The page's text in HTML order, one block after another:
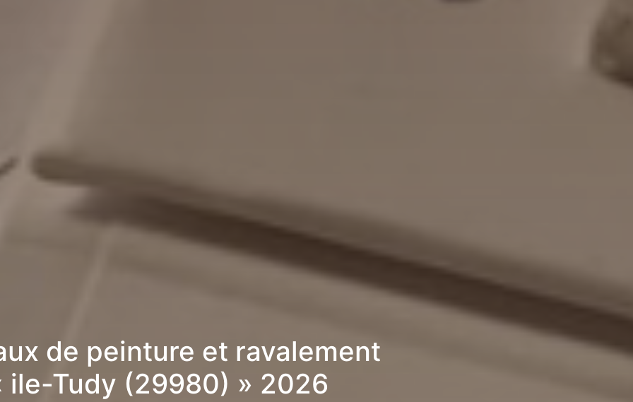
de peinture et ravalement
ile-Tudy (29980) » 2026